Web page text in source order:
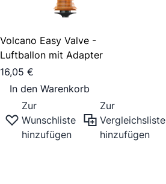
Volcano Easy Valve -
Luftballon mit Adapter
16,05 €
In den Warenkorb
Zur
Wunschliste
hinzufügen
Zur
Vergleichsliste
hinzufügen